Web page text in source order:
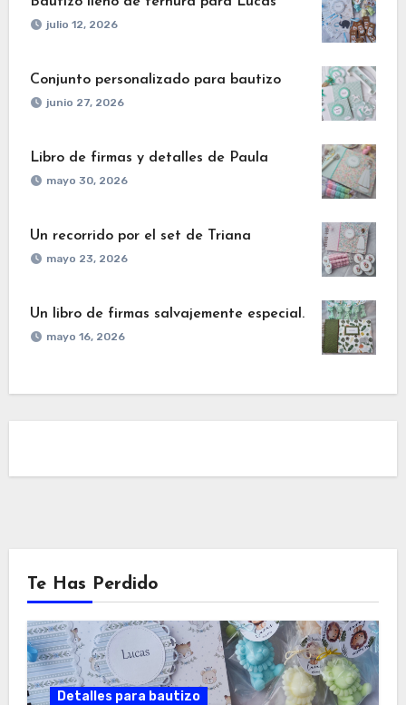
julio 12, 2026
Conjunto personalizado para bautizo
junio 27, 2026
Libro de firmas y detalles de Paula
mayo 30, 2026
Un recorrido por el set de Triana
mayo 23, 2026
Un libro de firmas salvajemente especial.
mayo 16, 2026
Te Has Perdido
Detalles para bautizo